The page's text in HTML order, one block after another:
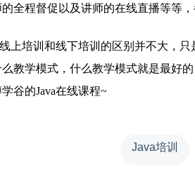
全程督促以及讲师的在线直播等等
培训和线下培训的区别并不大，只
教学模式，什么教学模式就是最好
谷的Java在线课程~
Java培训